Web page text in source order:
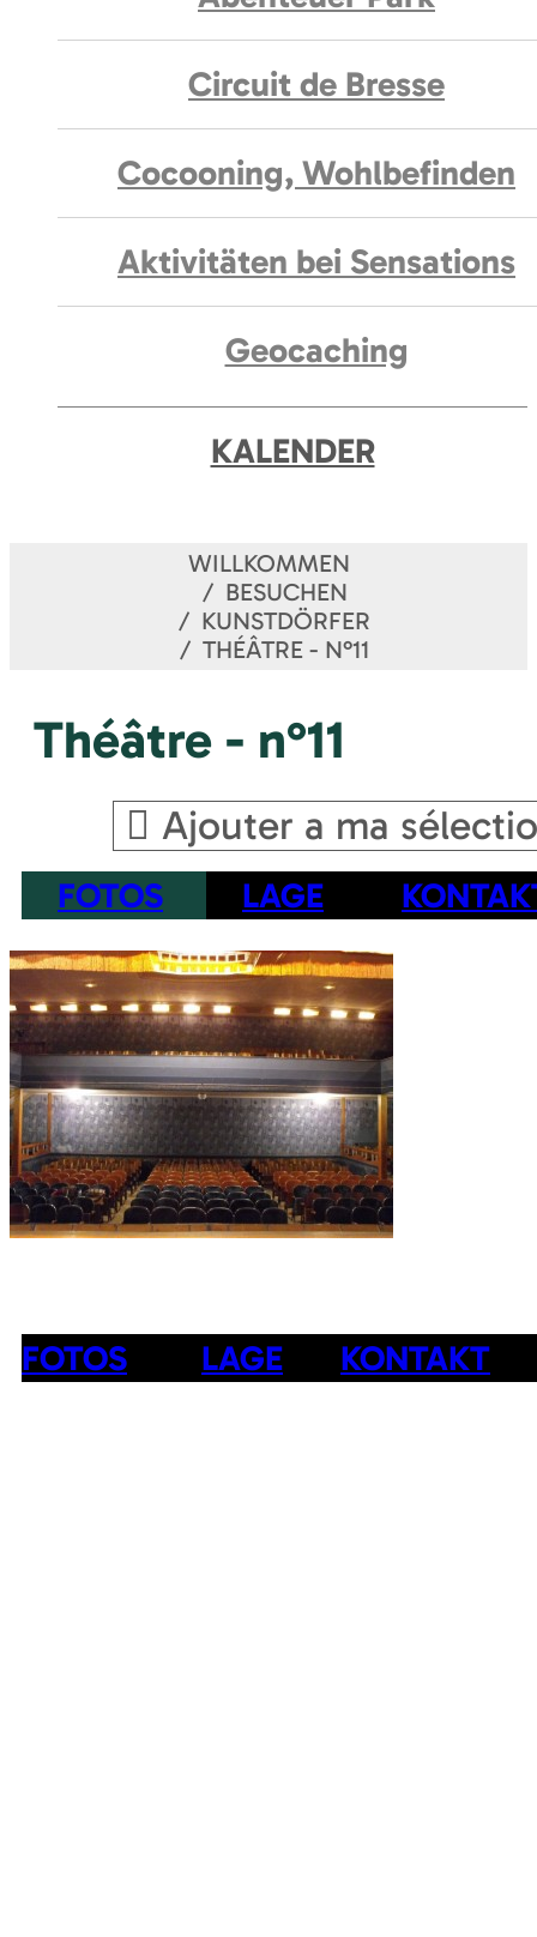
Circuit de Bresse
Cocooning, Wohlbefinden
Aktivitäten bei Sensations
Geocaching
KALENDER
WILLKOMMEN
BESUCHEN
KUNSTDÖRFER
THÉÂTRE - N°11
Théâtre - n°11
Ajouter a ma
FOTOS LAGE
FOTOS LAGE KONTAKT